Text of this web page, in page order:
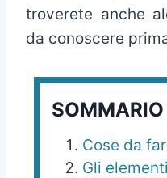
troverete anche
da conoscere
SOMMARIO
Cose da
Gli